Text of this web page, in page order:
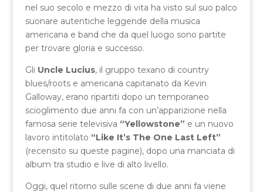
nel suo secolo e mezzo di vita ha visto sul suo palco
suonare autentiche leggende della musica
americana e band che da quel luogo sono partite
per trovare gloria e successo.
Gli Uncle Lucius, il gruppo texano di country
blues/roots e americana capitanato da Kevin
Galloway, erano ripartiti dopo un temporaneo
scioglimento due anni fa con un’apparizione nella
famosa serie televisiva “Yellowstone” e un nuovo
lavoro intitolato “Like It’s The One Last Left”
(recensito su queste pagine), dopo una manciata di
album tra studio e live di alto livello.
Oggi, quel ritorno sulle scene di due anni fa viene